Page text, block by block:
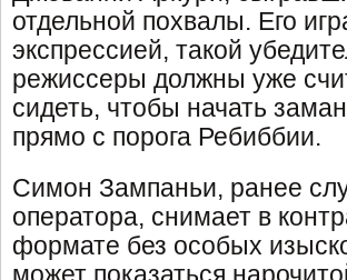
отдельной похвалы. Его
экспрессией, такой
режиссеры должны уже
сидеть, чтобы начать
прямо с порога Ребиббии.
Симон Зампаньи, ранее
оператора, снимает в
формате без особых